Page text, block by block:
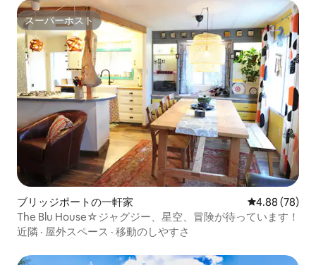
スーパーホスト
スーパーホスト
ブリッジポートの一軒家 レビュー78
4.88 (78)
The Blu House☆ジャグジー、星空、冒険が待っています！
近隣 · 屋外スペース · 移動のしやすさ